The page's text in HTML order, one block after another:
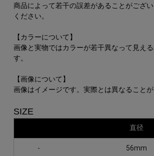
商品によって若干の誤差があることがござ
ください。
【カラーについて】
画像と実物ではカラーが若干異なって見え
す。
【画像について】
画像はイメージです。実際とは異なることが
SIZE
直径
- 56mm